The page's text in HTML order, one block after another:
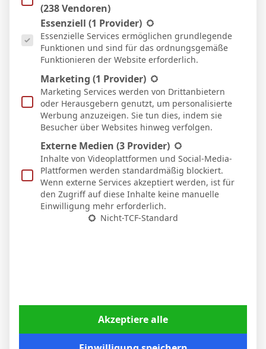
Themenstarter Veröffentlicht : 8. September 2025 19:27
EHH75
Jena verliert 1:4 gegen Hoffenheim die
sind Zweite
Antwort
Die Liga startet durch:
(238 Vendoren)
Es folgt eine Liste der Service-Gruppen, für die eine
Essenziell (1 Provider)
Essenzielle Services ermöglichen grundlegende
Funktionen und sind für das ordnungsgemäße
Funktionieren der Website erforderlich.
Marketing (1 Provider)
Marketing Services werden von Drittanbietern
oder Herausgebern genutzt, um personalisierte
Werbung anzuzeigen. Sie tun dies, indem sie
Besucher über Websites hinweg verfolgen.
Externe Medien (3 Provider)
Inhalte von Videoplattformen und Social-Media-
Plattformen werden standardmäßig blockiert.
Wenn externe Services akzeptiert werden, ist für
den Zugriff auf diese Inhalte keine manuelle
Einwilligung mehr erforderlich.
Nicht-TCF-Standard
Akzeptiere alle